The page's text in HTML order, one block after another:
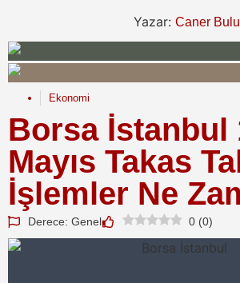
Yazar: Caner
Ekonomi
Borsa İstanbul
Mayıs Takas
İşlemler Ne
Derece: Genel 0 (0)